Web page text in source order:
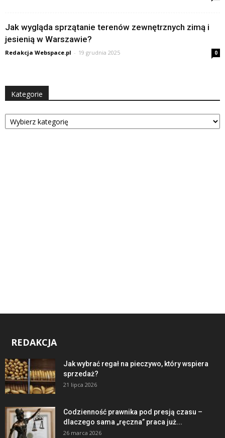
Jak wygląda sprzątanie terenów zewnętrznych zimą i
jesienią w Warszawie?
Redakcja Webspace.pl - 19 grudnia 2025 0
Kategorie
Kategorie
REDAKCJA
Jak wybrać regał na pieczywo, który wspiera
sprzedaż?
21 lipca 2026
Codzienność prawnika pod presją czasu –
dlaczego sama „ręczna” praca już...
26 marca 2026